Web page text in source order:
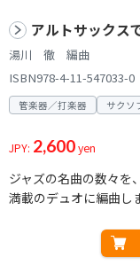
アルトサックス
湯川 徹 編曲
ISBN978-4-11-547033-0
管楽器／打楽器 サクソ
JPY: 2,600yen
ジャズの名曲の数々を
満載のデュオに編曲し